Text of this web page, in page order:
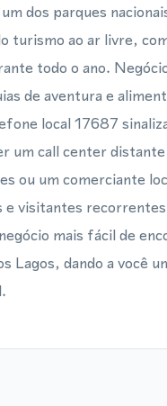
dos parques
turismo ao ar livre,
todo o ano.
de aventura e
local 17687
um call center
ou um comerciante
visitantes
mais fácil de
Lagos, dando a você